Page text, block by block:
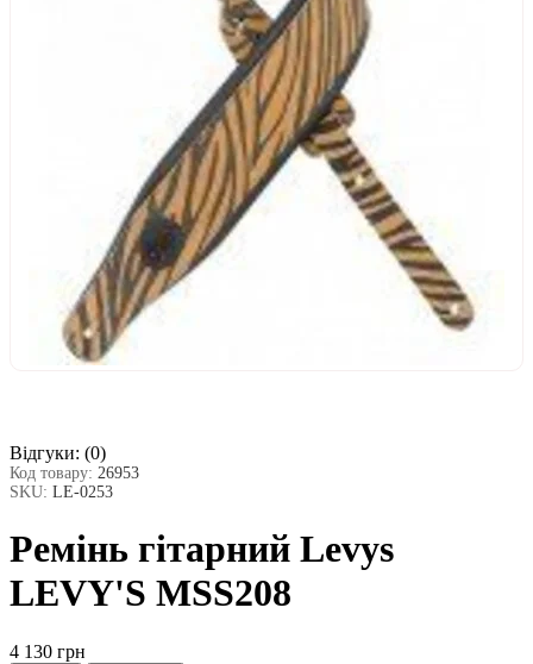
Відгуки: (0)
Код товару: 26953
SKU: LE-0253
Ремінь гітарний Levys
LEVY'S MSS208
4 130 грн